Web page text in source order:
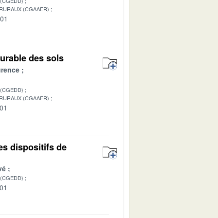
(CGAAER)
des sols
(CGAAER)
dispositifs de